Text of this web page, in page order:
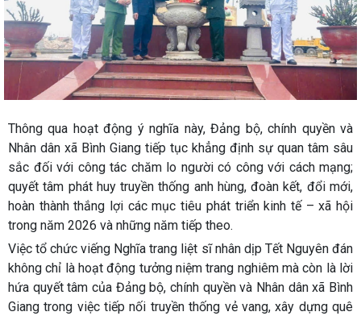
Thông qua hoạt động ý nghĩa này, Đảng bộ, chính quyền và
Nhân dân xã Bình Giang tiếp tục khẳng định sự quan tâm sâu
sắc đối với công tác chăm lo người có công với cách mạng;
quyết tâm phát huy truyền thống anh hùng, đoàn kết, đổi mới,
hoàn thành thắng lợi các mục tiêu phát triển kinh tế – xã hội
trong năm 2026 và những năm tiếp theo.
Việc tổ chức viếng Nghĩa trang liệt sĩ nhân dịp Tết Nguyên đán
không chỉ là hoạt động tưởng niệm trang nghiêm mà còn là lời
hứa quyết tâm của Đảng bộ, chính quyền và Nhân dân xã Bình
Giang trong việc tiếp nối truyền thống vẻ vang, xây dựng quê